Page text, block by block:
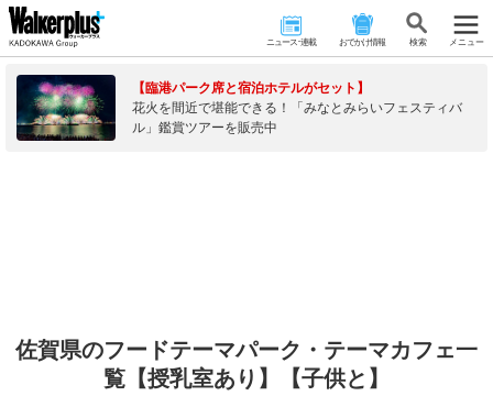
ニュース･連載 おでかけ情報 検 索 メニュー
【臨港パーク席と宿泊ホテルがセット】
花火を間近で堪能できる！「みなとみらいフェスティバ
ル」鑑賞ツアーを販売中
佐賀県のフードテーマパーク・テーマカフェ一
覧【授乳室あり】【子供と】